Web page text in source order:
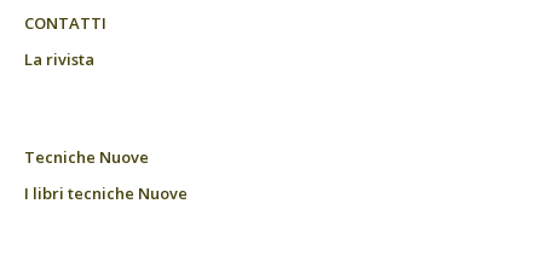
CONTATTI
La rivista
Tecniche Nuove
I libri tecniche Nuove